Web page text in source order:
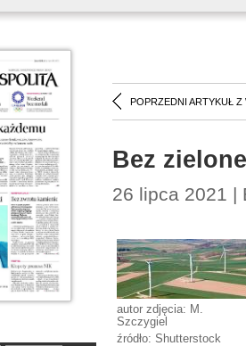
POPRZEDNI ARTYKUŁ Z
Bez
26 lipca 2021 |
autor zdjęcia: M.
Szczygiel
źródło: Shutterstock